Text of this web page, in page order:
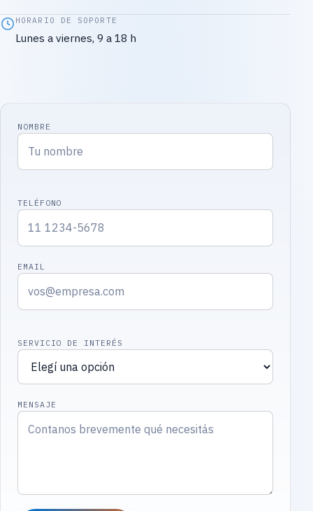
HORARIO DE SOPORTE
Lunes a viernes, 9 a 18 h
NOMBRE
TELÉFONO
EMAIL
SERVICIO DE INTERÉS
MENSAJE